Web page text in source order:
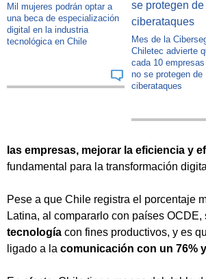
Mil mujeres podrán optar a
una beca de especialización
digital en la industria
tecnológica en Chile
Mes de la
Chiletec advierte
cada 10
no se protegen de
ciberataques
las empresas, mejorar la eficiencia y
fundamental para la transformación
Pese a que Chile registra el porcentaje
Latina, al compararlo con países
tecnología con fines productivos, y es
ligado a la comunicación con un 76%